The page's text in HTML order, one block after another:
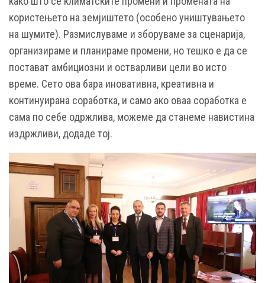
користењето на земјиштето (особено уништувањето
на шумите). Размислуваме и зборуваме за сценарија,
организираме и планираме промени, но тешко е да се
постават амбициозни и остварливи цели во исто
време. Сето ова бара иновативна, креативна и
континуирана соработка, и само ако оваа соработка е
сама по себе одржлива, можеме да станеме навистина
издржливи, додаде тој.